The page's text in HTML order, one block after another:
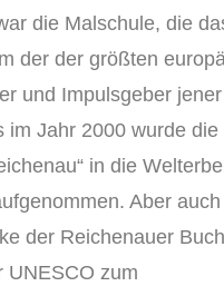
die Malschule, die
der der größten
und Impulsgeber
im Jahr 2000 wurde die
in die
Aber auch
der Reichenauer
UNESCO zum